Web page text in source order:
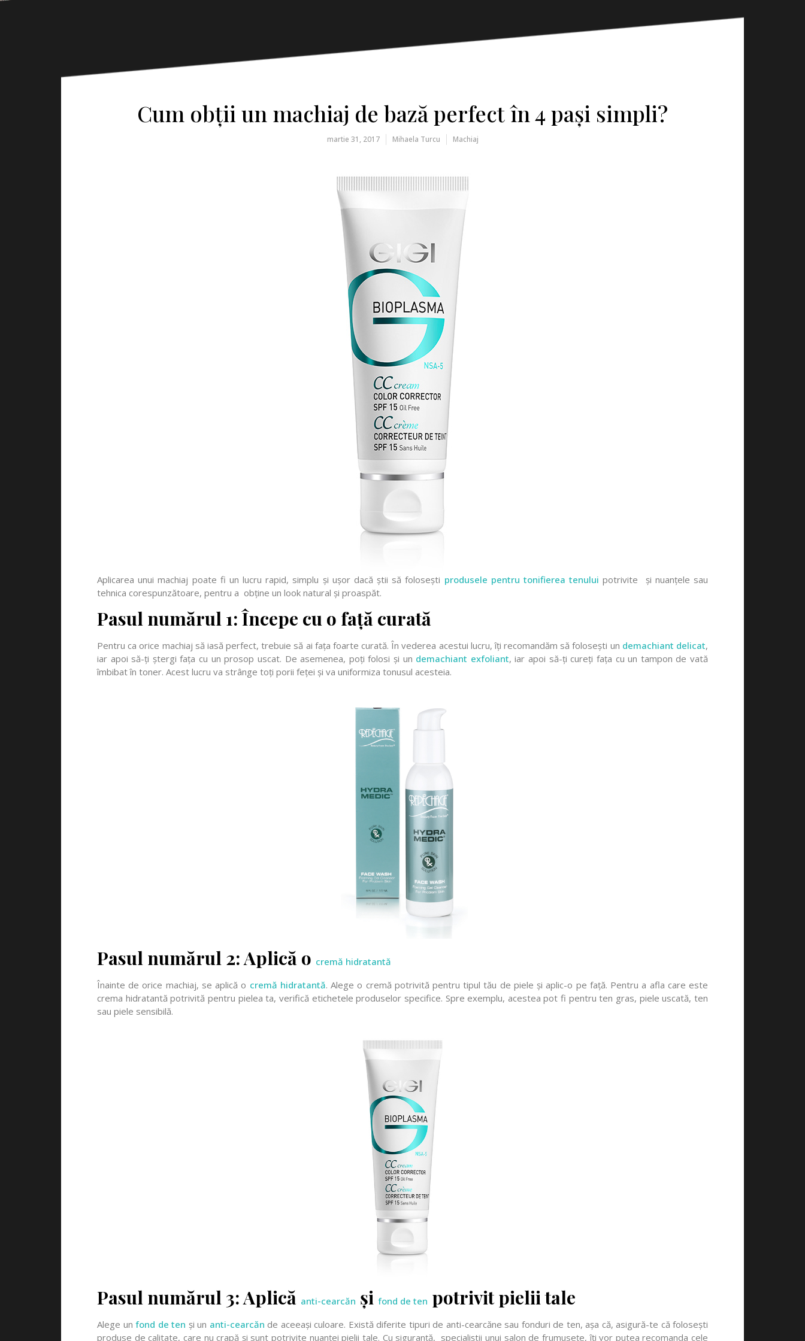
Cum obții un machiaj de bază perfect în 4 pași simpli?
martie 31, 2017 Mihaela Turcu Machiaj
Aplicarea unui machiaj poate fi un lucru rapid, simplu și ușor dacă știi să folosești produsele pentru tonifierea tenului potrivite și nuanțele sau
tehnica corespunzătoare, pentru a obține un look natural și proaspăt.
Pasul numărul 1: Începe cu o față curată
Pentru ca orice machiaj să iasă perfect, trebuie să ai fața foarte curată. În vederea acestui lucru, îți recomandăm să folosești un demachiant delicat,
iar apoi să-ți ștergi fața cu un prosop uscat. De asemenea, poți folosi și un demachiant exfoliant, iar apoi să-ți cureți fața cu un tampon de vată
îmbibat în toner. Acest lucru va strânge toți porii feței și va uniformiza tonusul acesteia.
Pasul numărul 2: Aplică o cremă hidratantă
Înainte de orice machiaj, se aplică o cremă hidratantă. Alege o cremă potrivită pentru tipul tău de piele și aplic-o pe față. Pentru a afla care este
crema hidratantă potrivită pentru pielea ta, verifică etichetele produselor specifice. Spre exemplu, acestea pot fi pentru ten gras, piele uscată, ten
sau piele sensibilă.
Pasul numărul 3: Aplică anti-cearcăn și fond de ten potrivit pielii tale
Alege un fond de ten și un anti-cearcăn de aceeași culoare. Există diferite tipuri de anti-cearcăne sau fonduri de ten, așa că, asigură-te că folosești
produse de calitate, care nu crapă și sunt potrivite nuanței pielii tale. Cu siguranță, specialiștii unui salon de frumusețe, îți vor putea recomanda cele